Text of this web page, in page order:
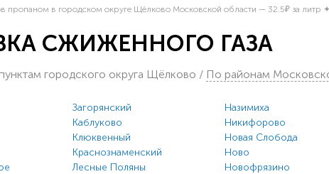
СЖИЖЕННОГО ГАЗА
пропаном в городском округе Щёлково Московской области — 32.5₽ за литр
городского округа Щёлково / По районам
Загорянский
Каблуково
Клюквенный
Краснознаменский
Лесные Поляны
Назимиха
Никифорово
Новая Слобода
Ново
Новофрязино